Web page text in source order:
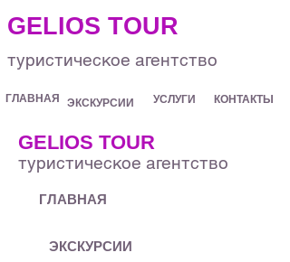
.
GELIOS TOUR
туристическое агентство
ЭКСКУРСИИ
ГЛАВНАЯ КОНТАКТЫ
УСЛУГИ
GELIOS TOUR
туристическое агентство
ГЛАВНАЯ
ЭКСКУРСИИ